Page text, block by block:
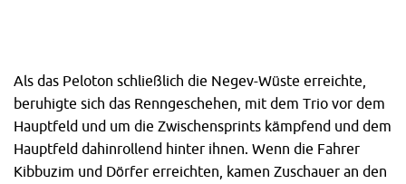
Als das Peloton schließlich die Negev-Wüste erreichte,
beruhigte sich das Renngeschehen, mit dem Trio vor dem
Hauptfeld und um die Zwischensprints kämpfend und dem
Hauptfeld dahinrollend hinter ihnen. Wenn die Fahrer
Kibbuzim und Dörfer erreichten, kamen Zuschauer an den